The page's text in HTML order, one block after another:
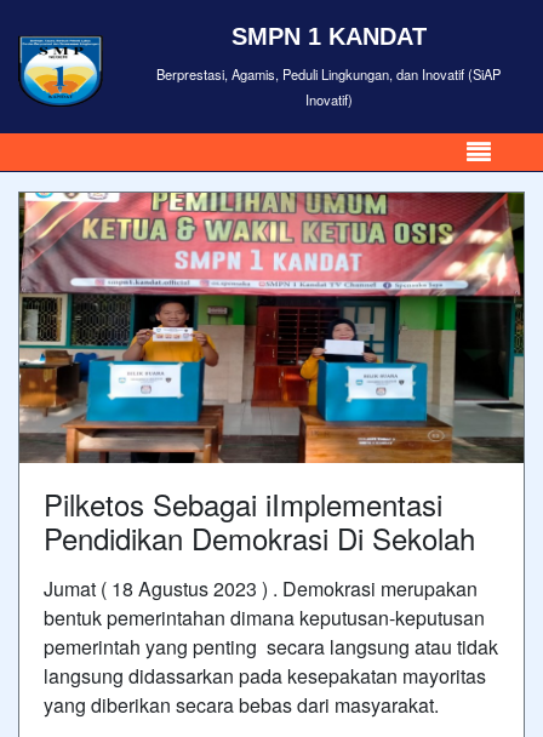
SMPN 1 KANDAT
Berprestasi, Agamis, Peduli Lingkungan, dan Inovatif (SiAP
Inovatif)
Pilketos Sebagai iImplementasi
Pendidikan Demokrasi Di Sekolah
Jumat ( 18 Agustus 2023 ) . Demokrasi merupakan
bentuk pemerintahan dimana keputusan-keputusan
pemerintah yang penting secara langsung atau tidak
langsung didassarkan pada kesepakatan mayoritas
yang diberikan secara bebas dari masyarakat.